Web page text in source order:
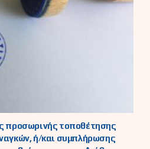
προσωρινής τοποθέτησης
ή/και συμπλήρωσης